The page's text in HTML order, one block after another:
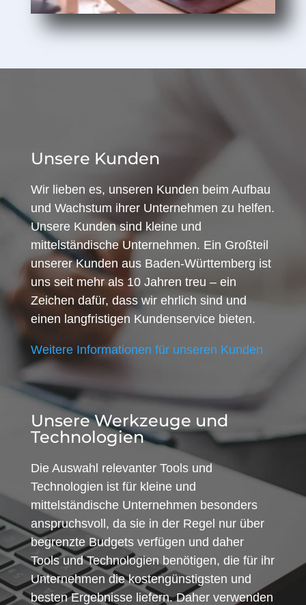
Unsere Kunden
Wir lieben es, unseren Kunden beim Aufbau
und Wachstum ihrer Unternehmen zu helfen.
Unsere Kunden sind kleine und
mittelständische Unternehmen. Ein Großteil
unserer Kunden aus Baden-Württemberg ist
uns seit mehr als 10 Jahren treu – ein
Zeichen dafür, dass wir ehrlich sind und
einen langfristigen Kundenservice bieten.
Weitere Informationen für unseren Kunden
Unsere Werkzeuge und
Technologien
Die Auswahl relevanter Tools und
Technologien ist für kleine und
mittelständische Unternehmen besonders
anspruchsvoll, da sie in der Regel nur über
begrenzte Budgets verfügen und daher
Tools und Technologien benötigen, die für ihr
Unternehmen die kostengünstigsten und
besten Ergebnisse liefern. Daher verwenden